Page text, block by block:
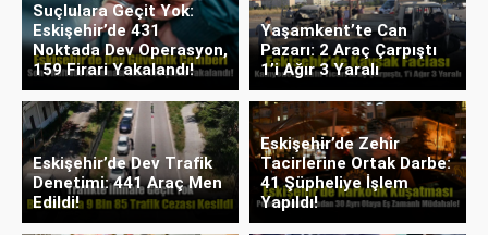
Suçlulara Geçit Yok:
Eskişehir’de 431
Noktada Dev Operasyon,
159 Firari Yakalandı!
Yaşamkent’te Can
Pazarı: 2 Araç Çarpıştı
1’i Ağır 3 Yaralı
Eskişehir’de Dev Trafik
Denetimi: 441 Araç Men
Edildi!
Eskişehir’de Zehir
Tacirlerine Ortak Darbe:
41 Şüpheliye İşlem
Yapıldı!